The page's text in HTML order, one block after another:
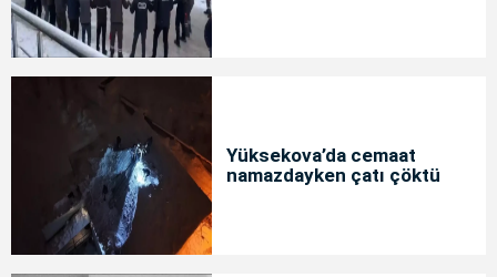
Yüksekova’da cemaat
namazdayken çatı çöktü